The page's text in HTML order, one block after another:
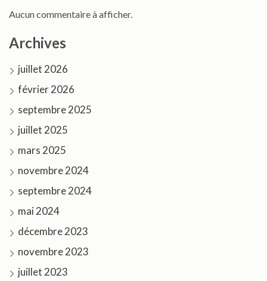
Aucun commentaire à afficher.
Archives
juillet 2026
février 2026
septembre 2025
juillet 2025
mars 2025
novembre 2024
septembre 2024
mai 2024
décembre 2023
novembre 2023
juillet 2023